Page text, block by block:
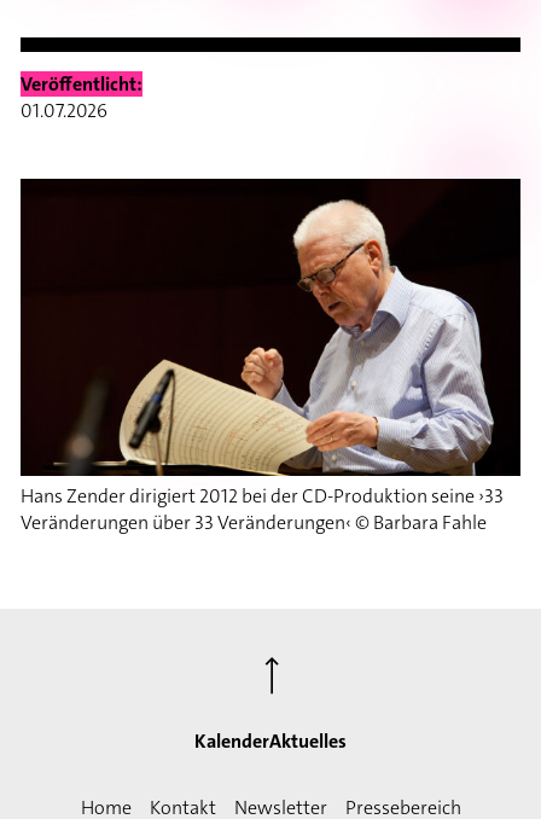
Veröffentlicht:
01.07.2026
Hans Zender dirigiert 2012 bei der CD-Produktion seine ›33
Veränderungen über 33 Veränderungen‹ © Barbara Fahle
KalenderAktuelles
⟶
Home Kontakt Newsletter Pressebereich